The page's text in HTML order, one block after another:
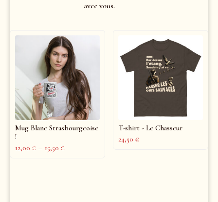
avec vous.
Mug Blanc Strasbourgeoise
!
12,00 € – 15,50 €
T-shirt - Le Chasseur
24,50 €